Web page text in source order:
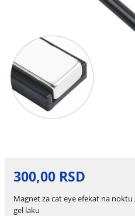
300,00 RSD
Magnet za cat eye efekat na
gel laku